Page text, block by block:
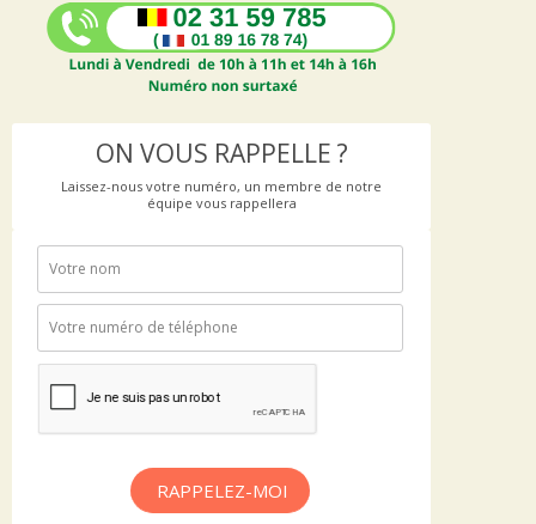
ON VOUS RAPPELLE ?
Laissez-nous votre numéro, un membre de notre
équipe vous rappellera
RAPPELEZ-MOI